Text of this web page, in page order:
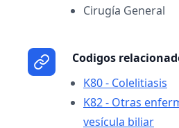
Cirugía General
Codigos
K80 - Colelitiasis
K82 - Otras
vesícula biliar